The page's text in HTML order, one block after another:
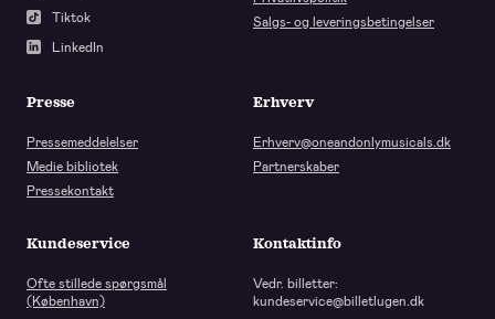
Tiktok
LinkedIn
Salgs- og leveringsbetingelser
Presse
Pressemeddelelser
Medie bibliotek
Pressekontakt
Erhverv
Erhverv@oneandonlymusicals.dk
Partnerskaber
Kundeservice
Ofte stillede spørgsmål
(København)
Kontaktinfo
Vedr. billetter:
kundeservice@billetlugen.dk